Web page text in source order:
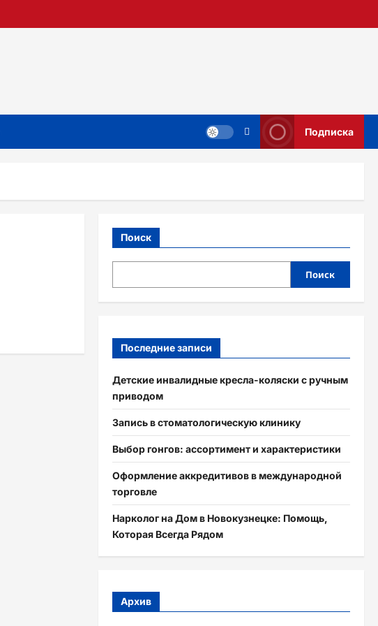
Подписка
Поиск
Поиск
Последние записи
Детские инвалидные кресла-коляски с ручным
приводом
Запись в стоматологическую клинику
Выбор гонгов: ассортимент и характеристики
Оформление аккредитивов в международной
торговле
Нарколог на Дом в Новокузнецке: Помощь,
Которая Всегда Рядом
Архив